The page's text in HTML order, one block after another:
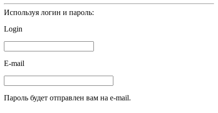
Используя логин и пароль:
Login
E-mail
Пароль будет отправлен вам на e-mail.